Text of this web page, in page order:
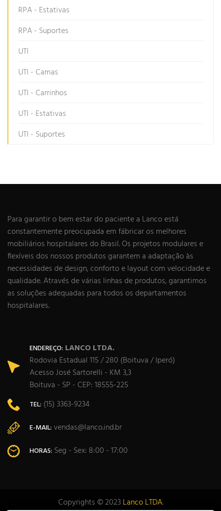
RPA - Estativas
RPA - Suportes
UTI
UTI - Camas
UTI - Carrinhos
UTI - Estativas
UTI - Suportes
Para garantir o bem estar do paciente a Lanco está
constantemente preocupada em fábricar os melhores
mobiliários hospitalares do Brasil. Os projetos modulares e
flexíveis dos nossos produtos garantem a adaptação às
necessidades de design, conforto e layout com velocidade e
qualidade. Através de várias linhas de produtos, garantimos
as soluções adequadas para todos os departamentos
hospitalares.
ENDEREÇO: LANCO LTDA.
Rodovia Estadual 115 / 280 (Boituva / Iperó)
Acesso José Sartorelli - KM 3,3
Boituva - SP - CEP: 18555-225
TEL: (15) 3363-9234
E-MAIL: vendas@lanco.ind.br
HORAS: Seg - Sex: 8:00 - 17:00
Copyrights © 2023Lanco LTDA.